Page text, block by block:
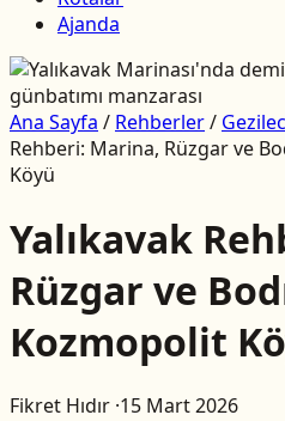
Ajanda
Ana Sayfa / Rehberler/
Rehberi: Marina, Rüzgar ve
Köyü
Yalıkavak
Rüzgar ve
Kozmopolit
Fikret Hıdır ·15 Mart 2026